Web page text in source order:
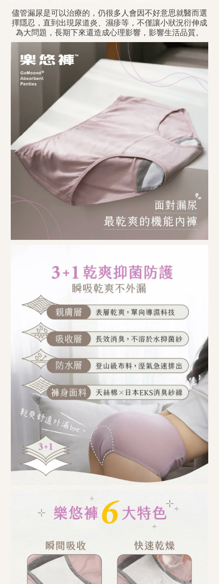
儘管漏尿是可以治療的，仍很多人會因不好意思就醫而選
擇隱忍，直到出現尿道炎、濕疹等，不僅讓小狀況衍伸成
為大問題，長期下來還造成心理影響，影響生活品質。